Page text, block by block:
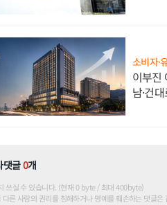
소비자·
이부진
남·건
댓글0개
쓰실 수 있습니다. (현재 0 byte / 최대 400byte)
다른 사람의 권리를 침해하거나 명예를 훼손하는 댓글